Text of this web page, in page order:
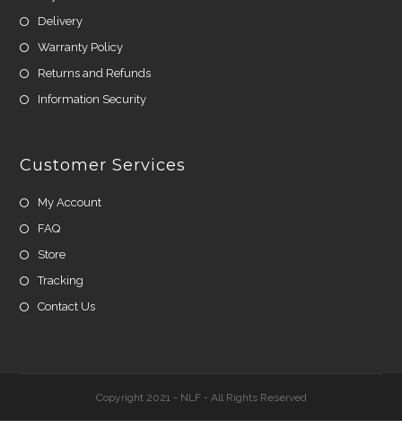
Delivery
Warranty Policy
Returns and Refunds
Information Security
Customer Services
My Account
FAQ
Store
Tracking
Contact Us
Copyright 2021 - NLF - All Rights Reserved